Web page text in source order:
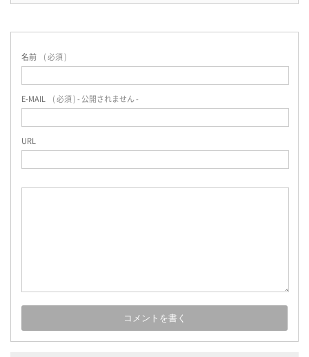
名前 ( 必須 )
E-MAIL ( 必須 ) - 公開されません -
URL